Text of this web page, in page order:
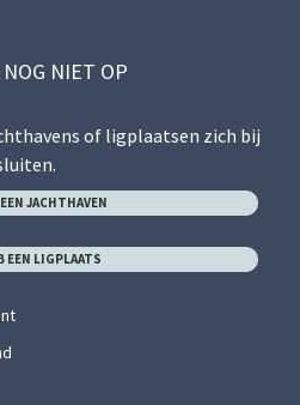
NIET OP
of ligplaatsen zich bij
JACHTHAVEN
EEN LIGPLAATS